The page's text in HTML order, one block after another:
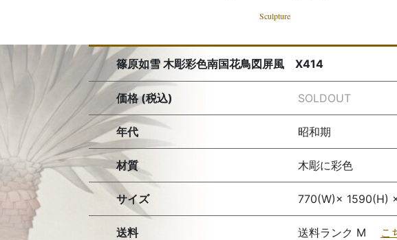
Sculpture
篠原如雪 木彫彩色南国花鳥図屏風 X414
価格 (税込) SOLDOUT
年代 昭和期
材質 木彫に彩色
サイズ 770(W)× 1590(H)
送料 送料ランク M こ